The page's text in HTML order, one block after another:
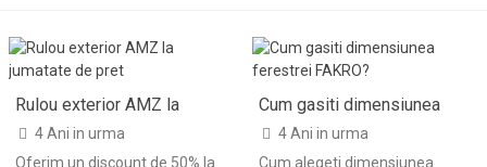
Rulou exterior AMZ la
jumatate de pret
4 Ani in urma
Oferim un discount de 50% la
Cum gasiti dimensiunea
ferestrei FAKRO?
4 Ani in urma
Cum alegeti dimensiunea